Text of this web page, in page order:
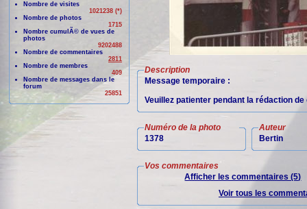
Nombre de visites
1021238 (*)
Nombre de photos
1715
Nombre cumulÃ© de vues de
photos
9202488
Nombre de commentaires
2811
Nombre de membres
409
Nombre de messages dans le
forum
25851
Description
Message temporaire :
Veuillez patienter pendant la rédaction
Numéro de la photo
1378
Auteur
Bertin
Vos commentaires
Afficher les commentaires (5)
Voir tous les